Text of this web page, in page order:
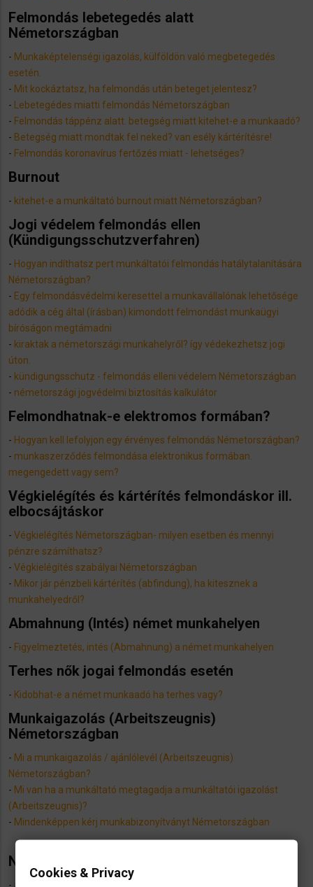
Felmondás lebetegedés alatt
Németországban
- Munkaképtelenségi igazolás, külföldön való megbetegedés
esetén.
- Mit kockáztatsz, ha felmondás után beteget jelentesz?
- Lebetegédes miatti felmondás Németországban
- Felmondás táppénz alatt. betegség miatt kitehet-e a munkaadó?
- Betegség miatt mondtak fel neked? van esély kártérítésre!
​- Felmondás koronavírus fertőzés miatt - lehetséges?
Burnout
- kitehet-e a munkáltató burnout miatt Németországban?
Jogi védelem felmondás ellen
(Kündigungsschutzverfahren)
- Hogyan indíthatsz pert munkáltatói felmondás hatálytalanítására
Németországban?
- Egy felmondásvédelmi keresettel a munkavállalónak lehetősége
adódik a cég által (írásban) kimondott felmondást munkaügyi
bíróságon megtámadni
- kiraktak a németországi munkahelyről? így védekezhetsz jogi
úton.
- ​kündigungsschutz - felmondás elleni védelem Németországban
- németországi jogvédelmi biztosítás kalkulátor
Felmondhatnak-e elektromos formában?
- Hogyan kell lefolyjon egy érvényes felmondás Németországban?
- munkaszerződés felmondása elektronikus formában.
megengedett vagy sem?
Végkielégítés és kártérítés felmondáskor ill.
elbocsájtáskor
- Végkielégítés Németországban- milyen esetben és mennyi
pénzre számíthatsz?
- Végkielégítés szabályai Németországban
- Mikor jár pénzbeli kártérítés (abfindung), ha kitesznek a
munkahelyedről?
Abmahnung (Intés) német munkahelyen
- ​Figyelmeztetés, intés (Abmahnung) a német munkahelyen
Terhes nők jogai felmondás esetén
- Kidobhat-e a német munkaadó ha terhes vagy?
Munkaigazolás (Arbeitszeugnis)
Németországban
- Mi a munkaigazolás / ajánlólevél (Arbeitszeugnis)
Németországban?
- Mi van ha a munkáltató megtagadja a munkáltatói igazolást
(Arbeitszeugnis)?
- Mindenképpen kérj munkabizonyítványt Németországban
Nem kapod meg a minimálbért?
- a munkáltatók visszaélése a minimálbérrel
Cookies & Privacy